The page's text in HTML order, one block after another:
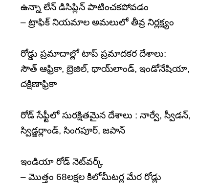
ఉన్నా లేన్‌ డిసిప్లిన్‌ పాటించకపోవడం
– ట్రాఫిక్‌ నియమాల అమలులో తీవ్ర నిర్లక్ష్యం
రోడ్డు ప్రమాదాల్లో టాప్‌ ప్రమాదకర దేశాలు:
సౌత్‌ ఆఫ్రికా, బ్రెజిల్, థాయ్‌లాండ్, ఇండోనేషియా,
దక్షిణాఫ్రికా
రోడ్‌ సేఫ్టీలో సురక్షితమైన దేశాలు : నార్వే, స్వీడన్,
స్విడ్జర్లాండ్, సింగపూర్, జపాన్‌
ఇండియా రోడ్‌ నెట్‌వర్క్‌
– మొత్తం 68లక్షల కిలోమీటర్ల మేర రోడ్లు